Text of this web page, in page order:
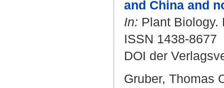
and China and
In: Plant Biology.
ISSN 1438-8677
DOI der
Gruber, Thomas